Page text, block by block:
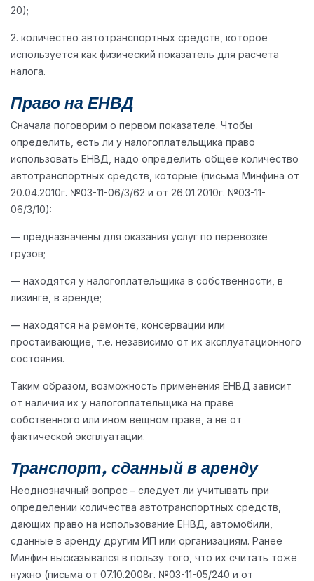
20);
2. количество автотранспортных средств, которое
используется как физический показатель для расчета
налога.
Право на ЕНВД
Сначала поговорим о первом показателе. Чтобы
определить, есть ли у налогоплательщика право
использовать ЕНВД, надо определить общее количество
автотранспортных средств, которые (письма Минфина от
20.04.2010г. №03-11-06/3/62 и от 26.01.2010г. №03-11-
06/3/10):
— предназначены для оказания услуг по перевозке
грузов;
— находятся у налогоплательщика в собственности, в
лизинге, в аренде;
— находятся на ремонте, консервации или
простаивающие, т.е. независимо от их эксплуатационного
состояния.
Таким образом, возможность применения ЕНВД зависит
от наличия их у налогоплательщика на праве
собственного или ином вещном праве, а не от
фактической эксплуатации.
Транспорт, сданный в аренду
Неоднозначный вопрос – следует ли учитывать при
определении количества автотранспортных средств,
дающих право на использование ЕНВД, автомобили,
сданные в аренду другим ИП или организациям. Ранее
Минфин высказывался в пользу того, что их считать тоже
нужно (письма от 07.10.2008г. №03-11-05/240 и от